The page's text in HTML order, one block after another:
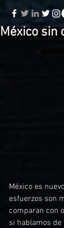
México sin
México es
esfuerzos son
comparan con
si hablamos